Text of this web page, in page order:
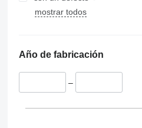
mostrar todos
Año de fabricación
–